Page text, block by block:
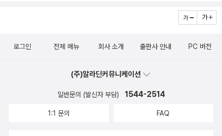
로에서 빌려 옴><관심 도서>-자료 출처 : http://www.kbs.co.kr/
1tv/sisa/kbsspecial/preview/index.html KBS스페셜 설기
<호모사피엔스>방송 : 제1편 2005년 2월 5일(토) 20:00(KBS 1
스, 캐나다, 벨기에가 공동 제작한 명품다큐멘터리한 종족이 처음 일
어서서 걷기 시작한 천만년 전부터 호모에렉투스를 거쳐 약 10만 년
래픽과 실감나게 재현한 세트로 복원해 인류의 역사를 조명한다. 프
로그인 전체 메뉴 회사 소개 출판사 안내 PC 버전
(주)알라딘커뮤니케이션
일반문의 (발신자 부담) 1544-2514
1:1 문의 FAQ